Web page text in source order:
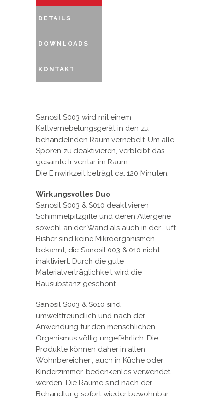
DETAILS
DOWNLOADS
KONTAKT
Sanosil S003 wird mit einem
Kaltvernebelungsgerät in den zu
behandelnden Raum vernebelt. Um alle
Sporen zu deaktivieren, verbleibt das
gesamte Inventar im Raum.
Die Einwirkzeit beträgt ca. 120 Minuten.
Wirkungsvolles Duo
Sanosil S003 & S010 deaktivieren
Schimmelpilzgifte und deren Allergene
sowohl an der Wand als auch in der Luft.
Bisher sind keine Mikroorganismen
bekannt, die Sanosil 003 & 010 nicht
inaktiviert. Durch die gute
Materialverträglichkeit wird die
Bausubstanz geschont.
Sanosil S003 & S010 sind
umweltfreundlich und nach der
Anwendung für den menschlichen
Organismus völlig ungefährlich. Die
Produkte können daher in allen
Wohnbereichen, auch in Küche oder
Kinderzimmer, bedenkenlos verwendet
werden. Die Räume sind nach der
Behandlung sofort wieder bewohnbar.